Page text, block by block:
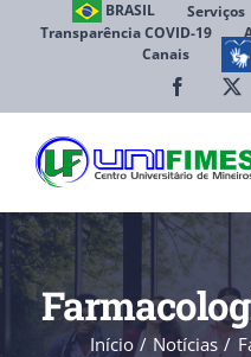
BRASIL Serviços
Transparência COVID-19
Canais
Facebook
Início Notícias